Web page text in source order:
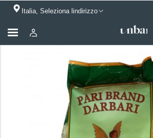
Italia, Seleziona lindirizzo